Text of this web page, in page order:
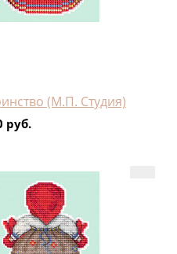
(М.П. Студия)
руб.